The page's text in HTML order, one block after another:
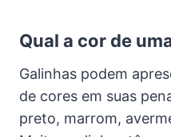
Qual a cor de
Galinhas podem
de cores em suas
preto, marrom,